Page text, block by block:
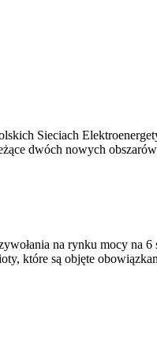
Sieciach
dwóch nowych
na rynku mocy
które są objęte